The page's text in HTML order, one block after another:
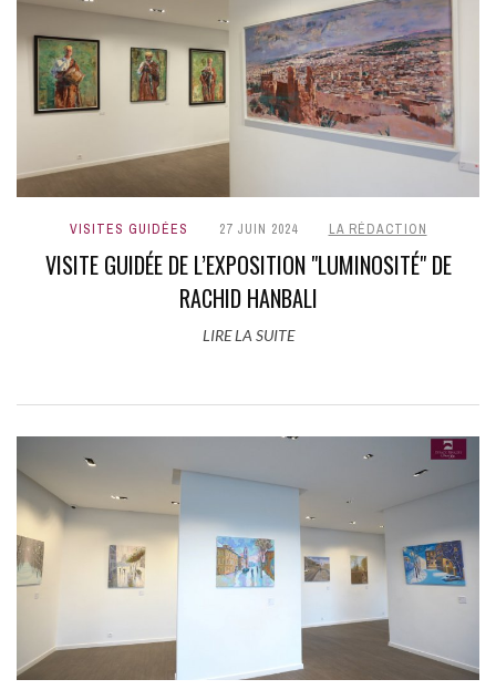
VISITES GUIDÉES 27 JUIN 2024 LA RÉDACTION
VISITE GUIDÉE DE L’EXPOSITION "LUMINOSITÉ" DE
RACHID HANBALI
LIRE LA SUITE